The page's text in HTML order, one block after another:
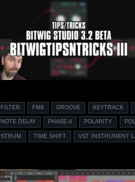
FILTER FM8 GROOVE KEYTRACK
NOTE DELAY PHASE-4 POLARITY
STRUM TIME SHIFT VST INSTRUMENT